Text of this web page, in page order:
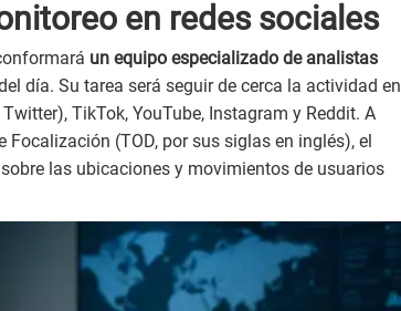
en redes sociales
un equipo especializado de analistas
día. Su tarea será seguir de cerca la actividad en
TikTok, YouTube, Instagram y Reddit. A
(TOD, por sus siglas en inglés), el
las ubicaciones y movimientos de usuarios